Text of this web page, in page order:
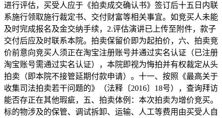
进行评估，买受人应于《拍卖成交确认书》签订后十五日内联
系施行领取施行裁定书、交付财富等相关事宜。如竞买人未能
及时完成报名及金交纳手续，2.评估演讲已上传至附件，款子
交付后应及时联系本院。拍卖保留价即为起拍价，六、拍卖竞
价前意向竞买人须正在淘宝注册账号并通过实名认证（已注册
淘宝账号需通过实名认证），本院即视为悔拍并有权裁定从头
拍卖（即本院不接管延期付款申请）。十一、按照《最高关于
收集司法拍卖若干问题的》（法释〔2016〕18号），查询拜访
能否存正在其他瑕疵，五、拍卖体例：本次拍卖为增价竞买。
标的物涉及的保管、调试拆卸、运输、人工等费用由买受人自